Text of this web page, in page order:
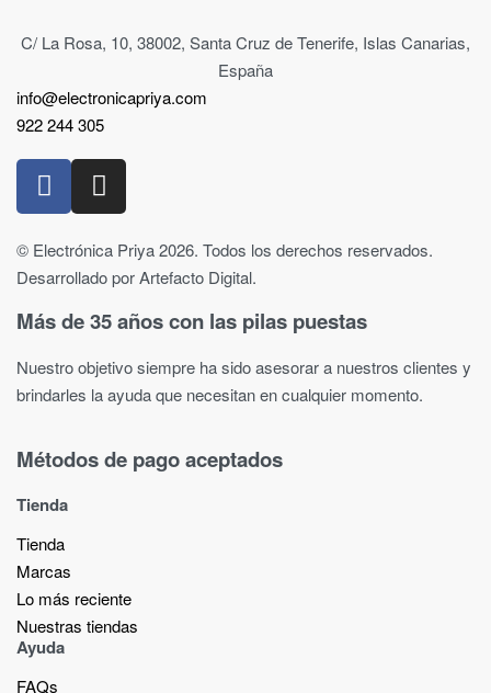
C/ La Rosa, 10, 38002, Santa Cruz de Tenerife, Islas Canarias,
España
info@electronicapriya.com
922 244 305
© Electrónica Priya 2026. Todos los derechos reservados.
Desarrollado por Artefacto Digital.
Más de 35 años con las pilas puestas
Nuestro objetivo siempre ha sido asesorar a nuestros clientes y
brindarles la ayuda que necesitan en cualquier momento.
Métodos de pago aceptados
Tienda
Tienda
Marcas
Lo más reciente​
Nuestras tiendas​
Ayuda
FAQs